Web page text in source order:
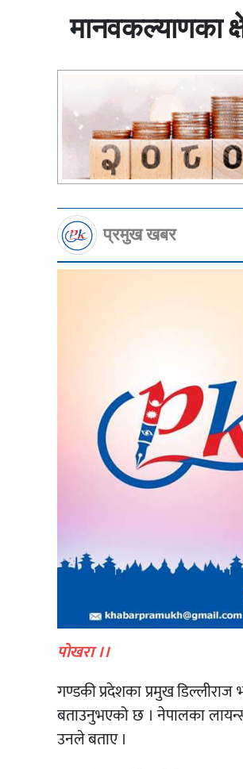
मानवकल्याणका
प्रमुख खबर
पोखरा ।।
गण्डकी प्रदेशका प्रमुख
बताउनुभएको छ । नेपालका
उनले बताए ।